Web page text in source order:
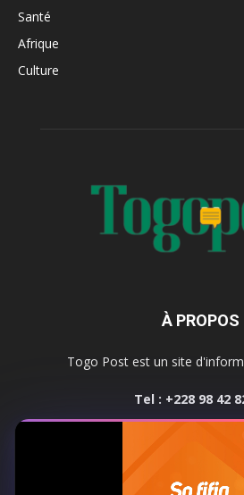
Santé
Afrique
Culture
À PROPOS
Togo Post est un site
Tel : +228 98 42